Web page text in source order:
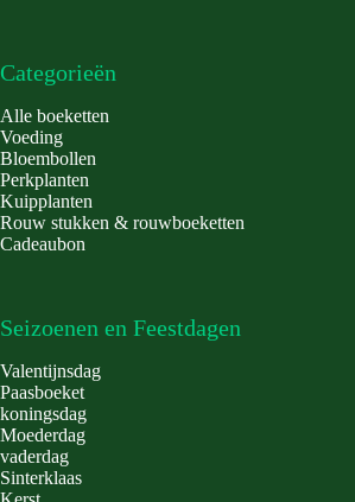
Categorieën
Alle boeketten
Voeding
Bloembollen
Perkplanten
Kuipplanten
Rouw stukken & rouwboeketten
Cadeaubon
Seizoenen en Feestdagen
Valentijnsdag
Paasboeket
koningsdag
Moederdag
vaderdag
Sinterklaas